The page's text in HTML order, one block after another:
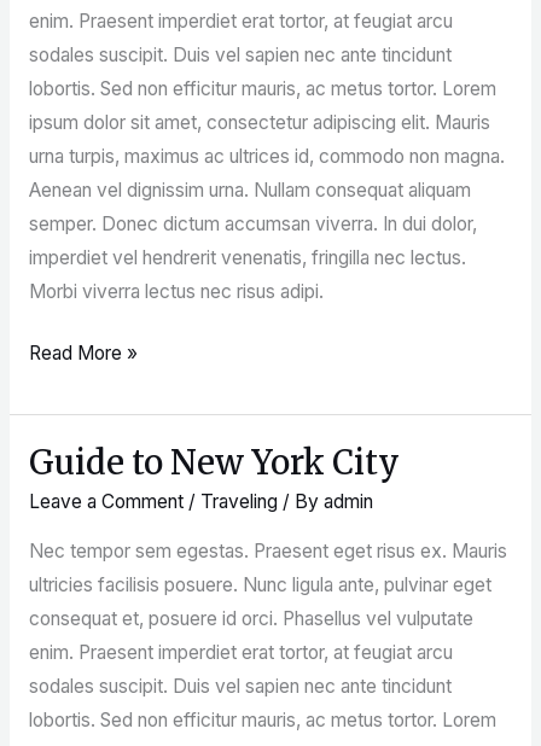
enim. Praesent imperdiet erat tortor, at feugiat arcu
sodales suscipit. Duis vel sapien nec ante tincidunt
lobortis. Sed non efficitur mauris, ac metus tortor. Lorem
ipsum dolor sit amet, consectetur adipiscing elit. Mauris
urna turpis, maximus ac ultrices id, commodo non magna.
Aenean vel dignissim urna. Nullam consequat aliquam
semper. Donec dictum accumsan viverra. In dui dolor,
imperdiet vel hendrerit venenatis, fringilla nec lectus.
Morbi viverra lectus nec risus adipi.
Read More »
Guide to New York City
Leave a Comment / Traveling / By admin
Nec tempor sem egestas. Praesent eget risus ex. Mauris
ultricies facilisis posuere. Nunc ligula ante, pulvinar eget
consequat et, posuere id orci. Phasellus vel vulputate
enim. Praesent imperdiet erat tortor, at feugiat arcu
sodales suscipit. Duis vel sapien nec ante tincidunt
lobortis. Sed non efficitur mauris, ac metus tortor. Lorem
Guide
to
York
City